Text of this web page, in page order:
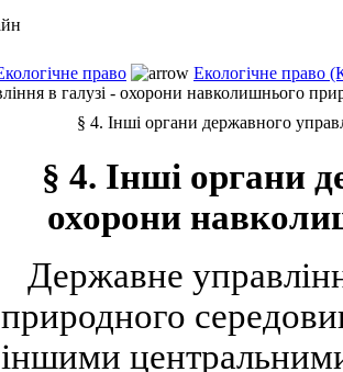
право
Екологічне право
в галузі - охорони навколишнього
§ 4. Інші органи державного
§ 4. Інші органи
охорони
Державне
природного
іншими